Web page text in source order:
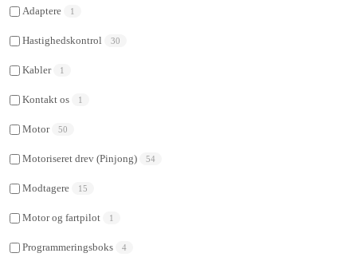
Adaptere 1
Hastighedskontrol 30
Kabler 1
Kontakt os 1
Motor 50
Motoriseret drev (Pinjong) 54
Modtagere 15
Motor og fartpilot 1
Programmeringsboks 4